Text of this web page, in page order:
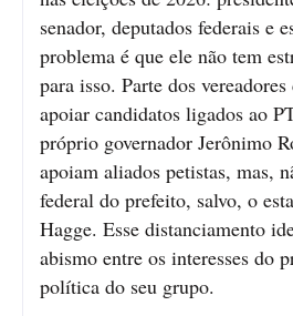
senador, deputados federais e
problema é que ele não tem
para isso. Parte dos
apoiar candidatos ligados ao
próprio governador Jerônimo
apoiam aliados petistas, mas,
federal do prefeito, salvo, o
Hagge. Esse distanciamento
abismo entre os interesses do
política do seu grupo.